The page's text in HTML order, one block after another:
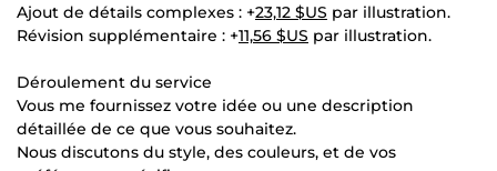
Ajout de détails complexes : +23,12 $US par illustration.
Révision supplémentaire : +11,56 $US par illustration.
Déroulement du service
Vous me fournissez votre idée ou une description
détaillée de ce que vous souhaitez.
Nous discutons du style, des couleurs, et de vos